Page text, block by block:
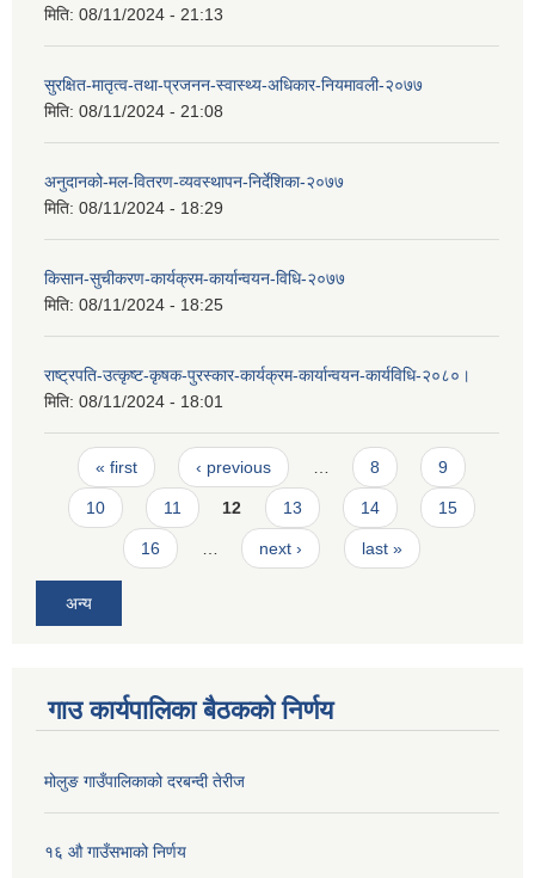
मिति: 08/11/2024 - 21:13
सुरक्षित-मातृत्व-तथा-प्रजनन-स्वास्थ्य-अधिकार-नियमावली-२०७७
मिति: 08/11/2024 - 21:08
अनुदानको-मल-वितरण-व्यवस्थापन-निर्देशिका-२०७७
मिति: 08/11/2024 - 18:29
किसान-सुचीकरण-कार्यक्रम-कार्यान्वयन-विधि-२०७७
मिति: 08/11/2024 - 18:25
राष्ट्रपति-उत्कृष्ट-कृषक-पुरस्कार-कार्यक्रम-कार्यान्वयन-कार्यविधि-२०८०।
मिति: 08/11/2024 - 18:01
Pages
« first ‹ previous 8 9
10 11 12 13 14 15
16 next › last »
अन्य
गाउ कार्यपालिका बैठकको निर्णय
मोलुङ गाउँपालिकाको दरबन्दी तेरीज
१६ औ गाउँसभाको निर्णय